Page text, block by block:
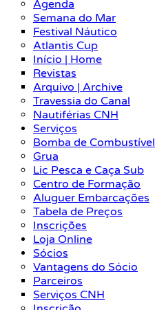
Agenda
Semana do Mar
Festival Náutico
Atlantis Cup
Início | Home
Revistas
Arquivo | Archive
Travessia do Canal
Nautiférias CNH
Serviços
Bomba de Combustível
Grua
Lic Pesca e Caça Sub
Centro de Formação
Aluguer Embarcações
Tabela de Preços
Inscrições
Loja Online
Sócios
Vantagens do Sócio
Parceiros
Serviços CNH